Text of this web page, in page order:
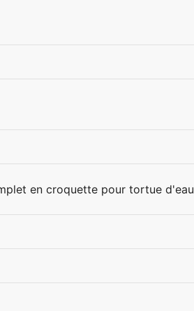
en croquette pour tortue d'eau